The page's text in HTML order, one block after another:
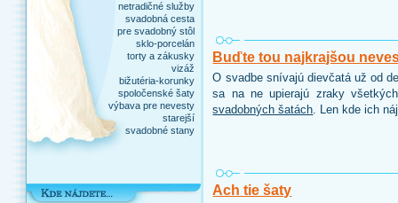
netradičné služby
svadobná cesta
pre svadobný stôl
sklo-porcelán
torty a zákusky
vizáž
bižutéria-korunky
spoločenské šaty
výbava pre nevesty
starejší
svadobné stany
Buďte tou najkrajšou
O svadbe snívajú dievčatá už od
sa na ne upierajú zraky
svadobných šatách. Len kde ich
Ach tie šaty